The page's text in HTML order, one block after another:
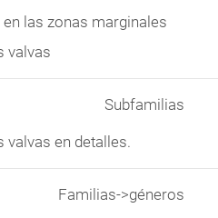
las zonas marginales
valvas
Subfamilias
valvas en detalles.
Familias->géneros